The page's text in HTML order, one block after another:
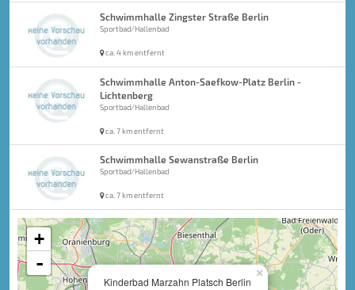
Schwimmhalle Zingster Straße Berlin
Sportbad/Hallenbad
ca. 4 km entfernt
Schwimmhalle Anton-Saefkow-Platz Berlin -
Lichtenberg
Sportbad/Hallenbad
ca. 7 km entfernt
Schwimmhalle Sewanstraße Berlin
Sportbad/Hallenbad
ca. 7 km entfernt
×
Kinderbad Marzahn Platsch Berlin
+
-